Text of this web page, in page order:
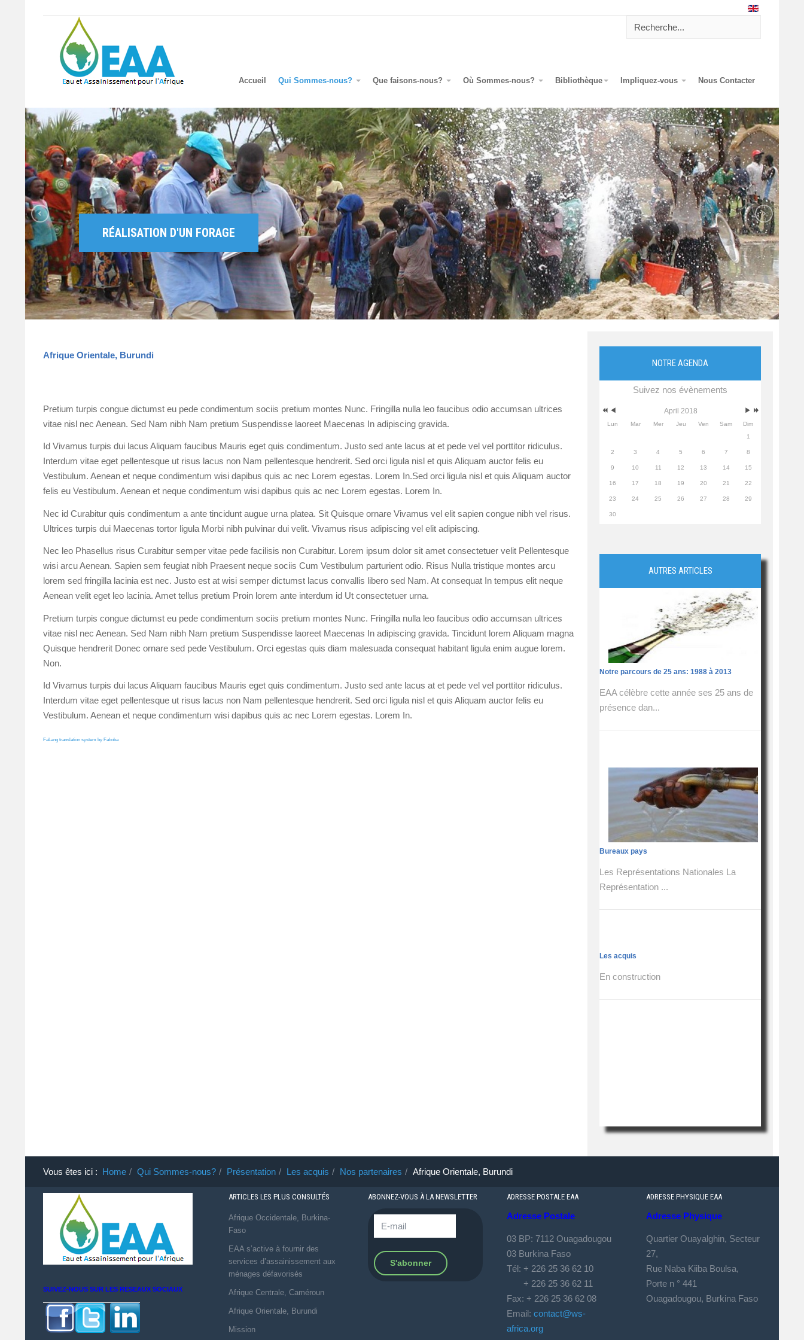
Accueil Qui Sommes-nous? Que faisons-nous? Où Sommes-nous? Bibliothèque Impliquez-vous Nous Contacter
RÉALISATION D'UN FORAGE
Afrique Orientale, Burundi
Pretium turpis congue dictumst eu pede condimentum sociis pretium montes Nunc. Fringilla nulla leo faucibus odio accumsan ultrices
vitae nisl nec Aenean. Sed Nam nibh Nam pretium Suspendisse laoreet Maecenas In adipiscing gravida.
Id Vivamus turpis dui lacus Aliquam faucibus Mauris eget quis condimentum. Justo sed ante lacus at et pede vel vel porttitor ridiculus.
Interdum vitae eget pellentesque ut risus lacus non Nam pellentesque hendrerit. Sed orci ligula nisl et quis Aliquam auctor felis eu
Vestibulum. Aenean et neque condimentum wisi dapibus quis ac nec Lorem egestas. Lorem In.Sed orci ligula nisl et quis Aliquam auctor
felis eu Vestibulum. Aenean et neque condimentum wisi dapibus quis ac nec Lorem egestas. Lorem In.
Nec id Curabitur quis condimentum a ante tincidunt augue urna platea. Sit Quisque ornare Vivamus vel elit sapien congue nibh vel risus.
Ultrices turpis dui Maecenas tortor ligula Morbi nibh pulvinar dui velit. Vivamus risus adipiscing vel elit adipiscing.
Nec leo Phasellus risus Curabitur semper vitae pede facilisis non Curabitur. Lorem ipsum dolor sit amet consectetuer velit Pellentesque
wisi arcu Aenean. Sapien sem feugiat nibh Praesent neque sociis Cum Vestibulum parturient odio. Risus Nulla tristique montes arcu
lorem sed fringilla lacinia est nec. Justo est at wisi semper dictumst lacus convallis libero sed Nam. At consequat In tempus elit neque
Aenean velit eget leo lacinia. Amet tellus pretium Proin lorem ante interdum id Ut consectetuer urna.
Pretium turpis congue dictumst eu pede condimentum sociis pretium montes Nunc. Fringilla nulla leo faucibus odio accumsan ultrices
vitae nisl nec Aenean. Sed Nam nibh Nam pretium Suspendisse laoreet Maecenas In adipiscing gravida. Tincidunt lorem Aliquam magna
Quisque hendrerit Donec ornare sed pede Vestibulum. Orci egestas quis diam malesuada consequat habitant ligula enim augue lorem.
Non.
Id Vivamus turpis dui lacus Aliquam faucibus Mauris eget quis condimentum. Justo sed ante lacus at et pede vel vel porttitor ridiculus.
Interdum vitae eget pellentesque ut risus lacus non Nam pellentesque hendrerit. Sed orci ligula nisl et quis Aliquam auctor felis eu
Vestibulum. Aenean et neque condimentum wisi dapibus quis ac nec Lorem egestas. Lorem In.
FaLang translation system by Faboba
NOTRE AGENDA
Suivez nos évènements
April 2018
Lun Mar Mer Jeu Ven Sam
Dim
1
2 3 4 5 6 7 8
9 10 11 12 13 14 15
16 17 18 19 20 21 22
23 24 25 26 27 28 29
30
AUTRES ARTICLES
Notre parcours de 25 ans: 1988 à 2013
EAA célèbre cette année ses 25 ans de
présence dan...
Bureaux pays
Les Représentations Nationales La
Représentation ...
Les acquis
En construction
la capita...
Vous êtes ici : Home Qui Sommes-nous? Présentation Les acquis Nos partenaires Afrique Orientale, Burundi
SUIVEZ-NOUS SUR LES RESEAUX SOCIAUX
ARTICLES LES PLUS CONSULTÉS
Afrique Occidentale, Burkina-
Faso
EAA s’active à fournir des
services d’assainissement aux
ménages défavorisés
Afrique Centrale, Caméroun
Afrique Orientale, Burundi
Mission
ABONNEZ-VOUS À LA NEWSLETTER ADRESSE POSTALE EAA
Adresse Postale
03 BP: 7112 Ouagadougou
03 Burkina Faso
Tél: + 226 25 36 62 10
+ 226 25 36 62 11
Fax: + 226 25 36 62 08
Email: contact@ws-
africa.org
ADRESSE PHYSIQUE EAA
Adresse Physique
Quartier Ouayalghin, Secteur
27,
Rue Naba Kiiba Boulsa,
Porte n ° 441
Ouagadougou, Burkina Faso